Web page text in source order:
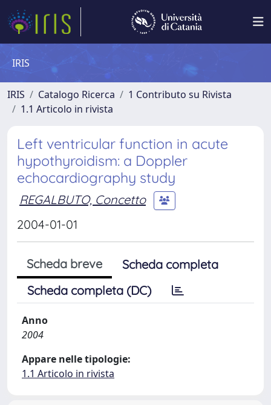
IRIS
IRIS Catalogo Ricerca
1 Contributo su Rivista
1.1 Articolo in rivista
Left ventricular function in acute
hypothyroidism: a Doppler
echocardiography study
REGALBUTO, Concetto
2004-01-01
Scheda breve
Scheda completa
Scheda completa (DC)
Anno
2004
Appare nelle tipologie:
1.1 Articolo in rivista